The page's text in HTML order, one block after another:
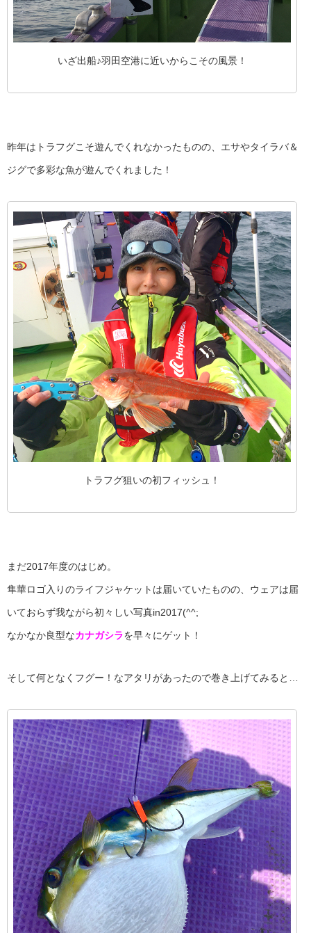
いざ出船♪羽田空港に近いからこその風景！
昨年はトラフグこそ遊んでくれなかったものの、エサやタイラバ＆
ジグで多彩な魚が遊んでくれました！
トラフグ狙いの初フィッシュ！
まだ2017年度のはじめ。
隼華ロゴ入りのライフジャケットは届いていたものの、ウェアは届
いておらず我ながら初々しい写真in2017(^^;
なかなか良型なカナガシラを早々にゲット！
そして何となくフグー！なアタリがあったので巻き上げてみると…